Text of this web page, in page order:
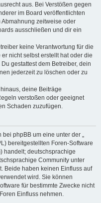
aus. Bei Verstößen gegen
im Board veröffentlichten
zeitweise oder
ausschließen und dir ein
keine Verantwortung für die
nicht selbst erstellt hat oder die
gestattest dem Betreiber, dein
jederzeit zu löschen oder zu
deine Beiträge
verstoßen oder geeignet
Schaden zuzufügen.
bei phpBB um eine unter der „
bereitgestellten Foren-Software
handelt; deutschsprachige
Community unter
Beide haben keinen Einfluss auf
wird. Sie können
für bestimmte Zwecke nicht
Einfluss nehmen.